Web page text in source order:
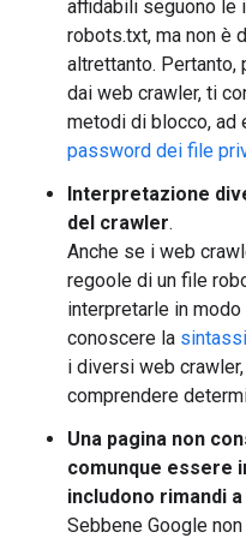
affidabili seguono le
robots.txt, ma non è
altrettanto.
dai web crawler, ti
metodi di blocco, ad
password dei file
Interpretazione
del crawler.
Anche se i web
regoole di un file
interpretarle in
conoscere la
i diversi web
comprendere
Una pagina non
comunque essere
includono rimandi
Sebbene Google